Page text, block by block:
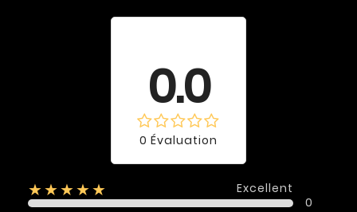
0.0
0 Évaluation
★★★★★
Excellent
0